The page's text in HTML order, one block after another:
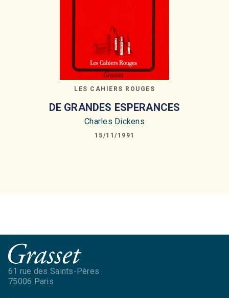
LES CAHIERS ROUGES
DE GRANDES ESPERANCES
Charles Dickens
15/11/1991
61 rue des Saints-Pères
75006 Paris